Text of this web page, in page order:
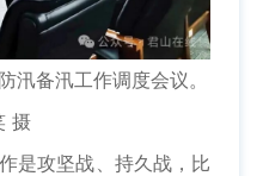
备汛工作调度会议。
摄
攻坚战、持久战，比